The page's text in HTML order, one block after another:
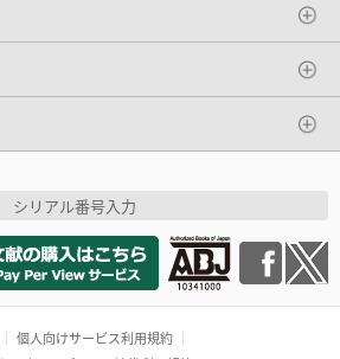
シリアル番号入力
個人向けサービス利用規約